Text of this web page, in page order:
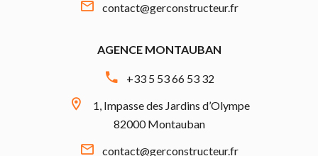
contact@gerconstructeur.fr
AGENCE MONTAUBAN
+33 5 53 66 53 32
1, Impasse des Jardins d’Olympe
82000 Montauban
contact@gerconstructeur.fr